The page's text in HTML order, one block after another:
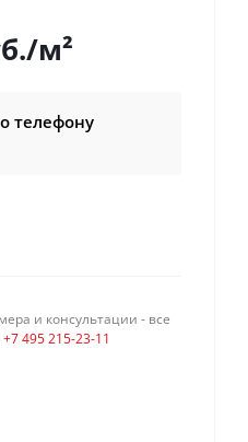
/м²
телефону
и консультации - все
+7 495 215-23-11